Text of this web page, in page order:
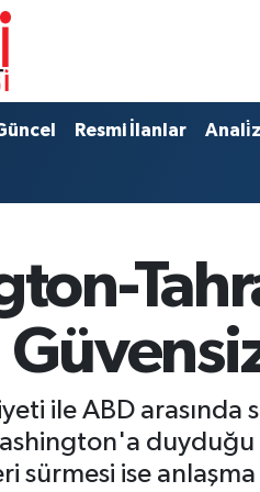
Resmi İlanlar Anali̇z
ile ABD
sürmesi ise